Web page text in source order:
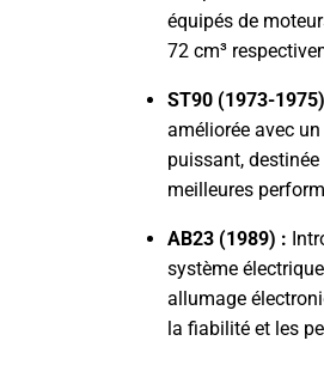
équipés de
72 cm³
ST90 (1973-
améliorée avec
puissant,
meilleures
AB23 (1989) :
système
allumage
la fiabilité et les